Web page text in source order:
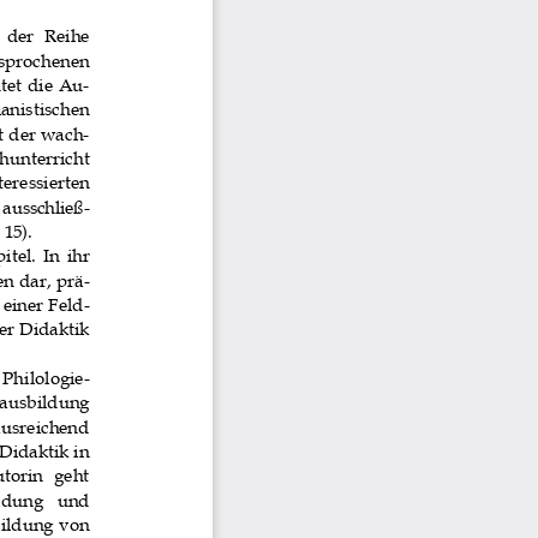
der  Reihe
die Au-
der wach-
In  ihr
dar, prä-
Feld-
Didaktik
Philologie-
in
geht
und
von